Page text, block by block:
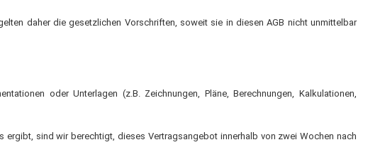
daher die gesetzlichen Vorschriften, soweit sie in diesen AGB nicht unmittelbar
oder Unterlagen (z.B. Zeichnungen, Pläne, Berechnungen, Kalkulationen,
sind wir berechtigt, dieses Vertragsangebot innerhalb von zwei Wochen nach